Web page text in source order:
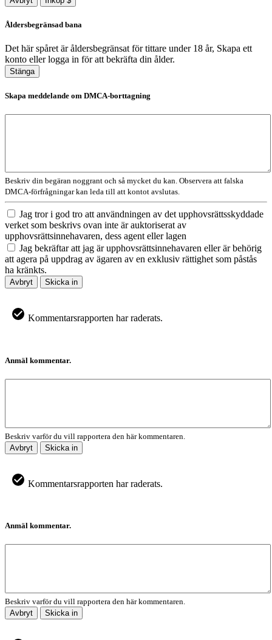
Åldersbegränsad bana
Det här spåret är åldersbegränsat för tittare under 18 år, Skapa ett
konto eller logga in för att bekräfta din ålder.
Stänga
Skapa meddelande om DMCA-borttagning
Beskriv din begäran noggrant och så mycket du kan. Observera att falska
DMCA-förfrågningar kan leda till att kontot avslutas.
Jag tror i god tro att användningen av det upphovsrättsskyddade
verket som beskrivs ovan inte är auktoriserat av
upphovsrättsinnehavaren, dess agent eller lagen
Jag bekräftar att jag är upphovsrättsinnehavaren eller är behörig
att agera på uppdrag av ägaren av en exklusiv rättighet som påstås
ha kränkts.
Avbryt Skicka in
Kommentarsrapporten har raderats.
Anmäl kommentar.
Beskriv varför du vill rapportera den här kommentaren.
Avbryt
Skicka in
Kommentarsrapporten har raderats.
Anmäl kommentar.
Beskriv varför du vill rapportera den här kommentaren.
Avbryt
Skicka in